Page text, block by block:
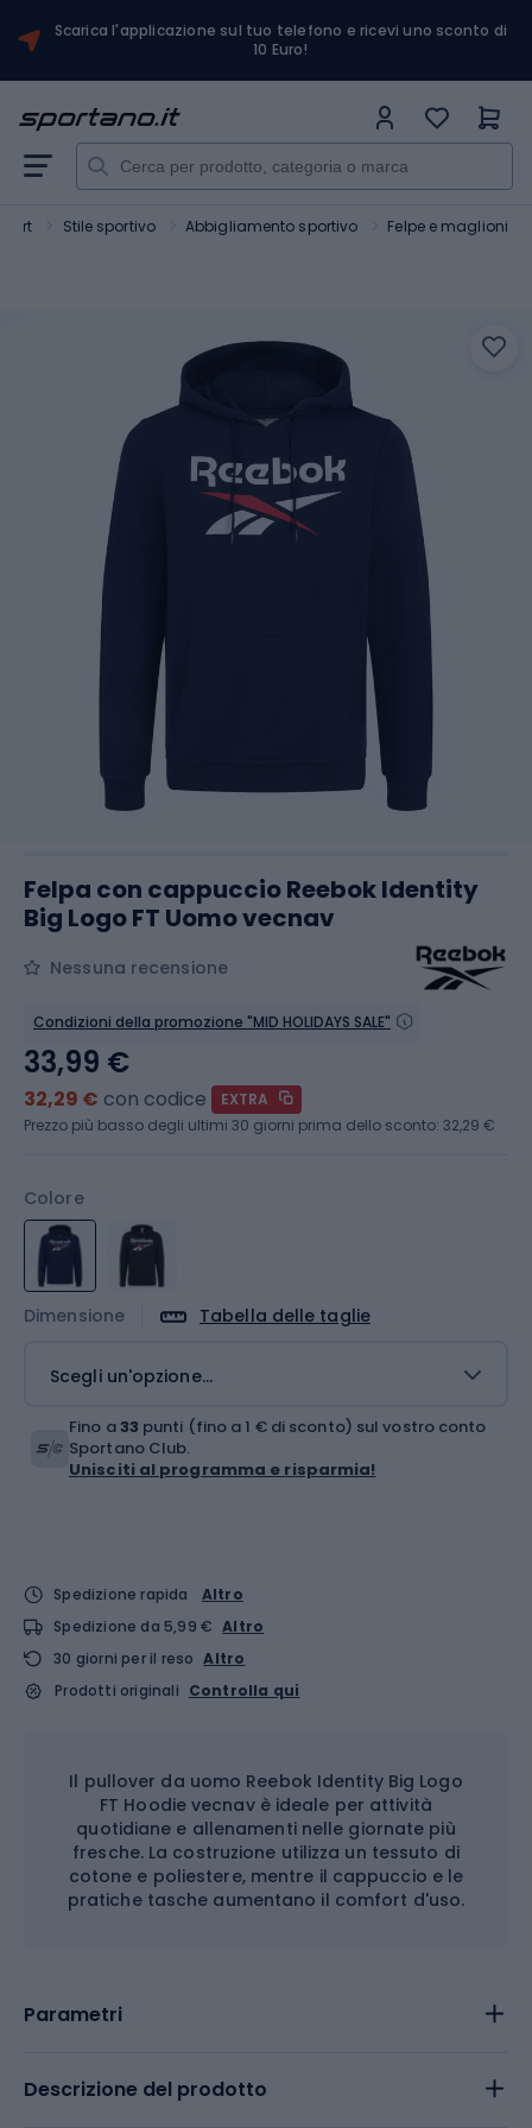
Scarica l'applicazione sul tuo telefono e ricevi uno sconto di
10 Euro!
Stile sportivo Abbigliamento sportivo Felpe e maglioni
Felpa con cappuccio Reebok Identity
Big Logo FT Uomo vecnav
Nessuna recensione
Condizioni della promozione "MID HOLIDAYS SALE"
Colore
Dimensione Tabella delle taglie
Scegli un'opzione...
33,99 €
32,29 € con codice
EXTRA
Prezzo più basso degli ultimi 30 giorni prima dello sconto: 32,29 €
Fino a33 punti (fino a 1 € di sconto) sul vostro conto
Sportano Club.
Unisciti al programma e risparmia!
Spedizione rapida
Altro
Spedizione da 5,99 € Altro
30 giorni per il reso Altro
Prodotti originali Controlla qui
Il pullover da uomo Reebok Identity Big Logo
FT Hoodie vecnav è ideale per attività
quotidiane e allenamenti nelle giornate più
fresche. La costruzione utilizza un tessuto di
cotone e poliestere, mentre il cappuccio e le
pratiche tasche aumentano il comfort d'uso.
Parametri
Descrizione del prodotto